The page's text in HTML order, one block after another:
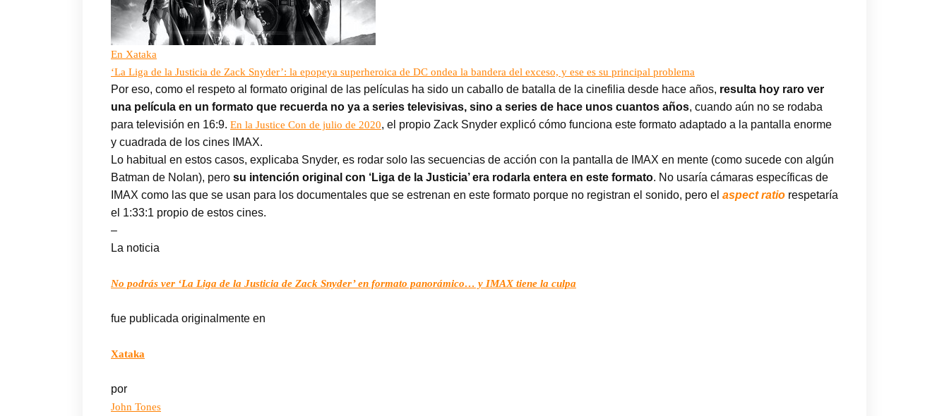
En Xataka
‘La Liga de la Justicia de Zack Snyder’: la epopeya superheroica de DC ondea la bandera del exceso, y ese es su principal problema
Por eso, como el respeto al formato original de las películas ha sido un caballo de batalla de la cinefilia desde hace años, resulta hoy raro ver
una película en un formato que recuerda no ya a series televisivas, sino a series de hace unos cuantos años, cuando aún no se rodaba
para televisión en 16:9. En la Justice Con de julio de 2020, el propio Zack Snyder explicó cómo funciona este formato adaptado a la pantalla enorme
y cuadrada de los cines IMAX.
Lo habitual en estos casos, explicaba Snyder, es rodar solo las secuencias de acción con la pantalla de IMAX en mente (como sucede con algún
Batman de Nolan), pero su intención original con ‘Liga de la Justicia’ era rodarla entera en este formato. No usaría cámaras específicas de
IMAX como las que se usan para los documentales que se estrenan en este formato porque no registran el sonido, pero el aspect ratio respetaría
el 1:33:1 propio de estos cines.
–
La noticia
No podrás ver ‘La Liga de la Justicia de Zack Snyder’ en formato panorámico… y IMAX tiene la culpa
fue publicada originalmente en
Xataka
por
John Tones